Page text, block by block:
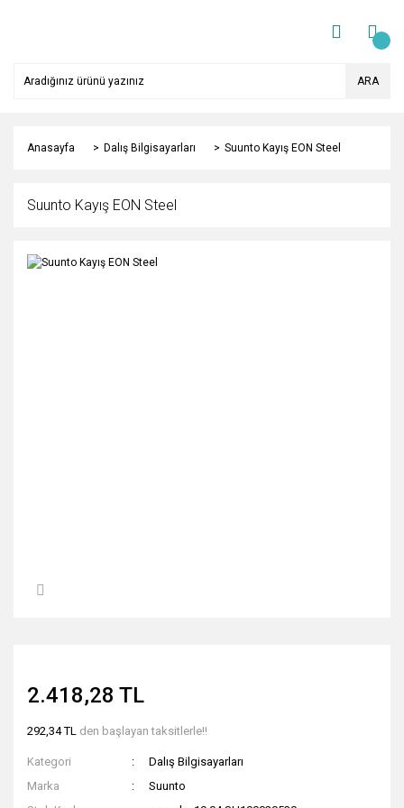
ARA
Anasayfa Dalış Bilgisayarları Suunto Kayış EON Steel
Suunto Kayış EON Steel
2.418,28 TL
292,34 TL den başlayan taksitlerle!!
Kategori
Dalış Bilgisayarları
Marka
Suunto